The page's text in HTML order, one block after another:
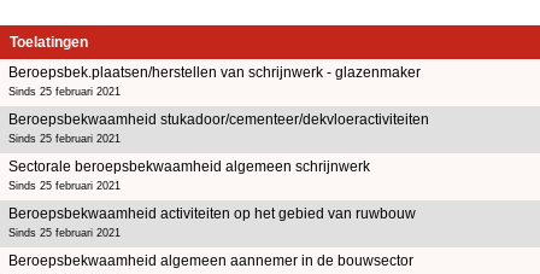
Toelatingen
Beroepsbek.plaatsen/herstellen van schrijnwerk - glazenmaker
Sinds 25 februari 2021
Beroepsbekwaamheid stukadoor/cementeer/dekvloeractiviteiten
Sinds 25 februari 2021
Sectorale beroepsbekwaamheid algemeen schrijnwerk
Sinds 25 februari 2021
Beroepsbekwaamheid activiteiten op het gebied van ruwbouw
Sinds 25 februari 2021
Beroepsbekwaamheid algemeen aannemer in de bouwsector